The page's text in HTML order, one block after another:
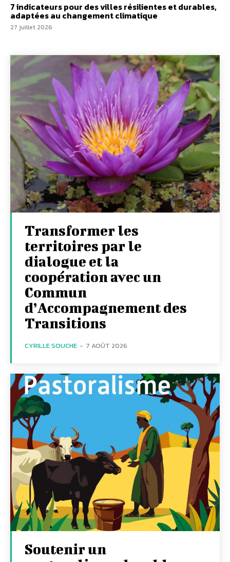
7 indicateurs pour des villes résilientes et durables,
adaptées au changement climatique
27 juillet 2026
Transformer les
territoires par le
dialogue et la
coopération avec un
Commun
d’Accompagnement des
Transitions
CYRILLE SOUCHE - 7 AOÛT 2026
Soutenir un